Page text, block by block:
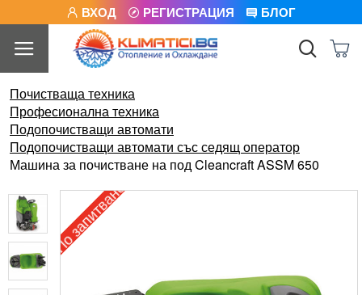
ВХОД РЕГИСТРАЦИЯ БЛОГ
Почистваща техника
Професионална техника
Подопочистващи автомати
Подопочистващи автомати със седящ оператор
Машина за почистване на под Cleancraft ASSM 650
По запитване